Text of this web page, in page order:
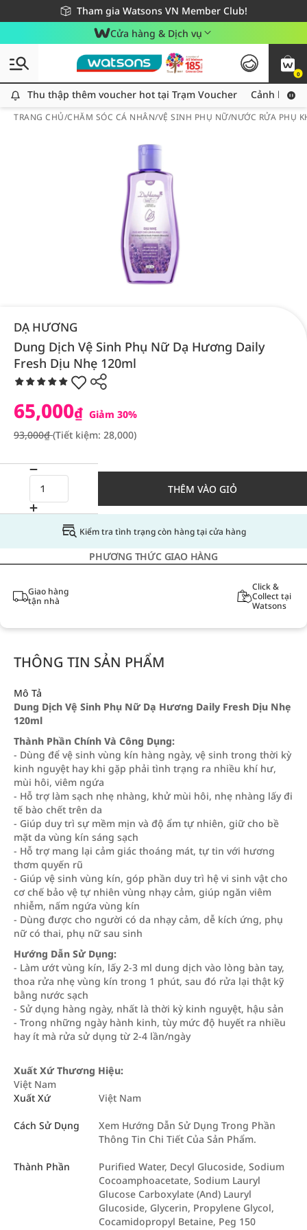
Tham gia Watsons VN Member Club!
Miễn phí giao hàng cho đơn hàng từ 249,000Đ
Giao hàng nhanh 24h - Áp dụng khu vực TP. Hồ Chí Minh
Cửa hàng & Dịch vụ
0
Thu thập thêm voucher hot tại Trạm Voucher
Thu thập thêm voucher hot tại Trạm Voucher Cảnh báo
TRANG CHỦ/CHĂM SÓC CÁ NHÂN/VỆ SINH PHỤ NỮ/NƯỚC RỬA PHỤ
DẠ HƯƠNG
Dung Dịch Vệ Sinh Phụ Nữ Dạ Hương Daily
Fresh Dịu Nhẹ 120ml
65,000₫ Giảm 30%
93,000₫(Tiết kiệm: 28,000)
THÊM VÀO GIỎ
Kiểm tra tình trạng còn hàng tại cửa hàng
PHƯƠNG THỨC GIAO HÀNG
Giao hàng
tận nhà
Click &
Collect tại
Watsons
THÔNG TIN SẢN PHẨM
Mô Tả
Dung Dịch Vệ Sinh Phụ Nữ Dạ Hương Daily Fresh Dịu Nhẹ
120ml
Thành Phần Chính Và Công Dụng:
- Dùng để vệ sinh vùng kín hàng ngày, vệ sinh trong thời kỳ
kinh nguyệt hay khi gặp phải tình trạng ra nhiều khí hư,
mùi hôi, viêm ngứa
- Hỗ trợ làm sạch nhẹ nhàng, khử mùi hôi, nhẹ nhàng lấy đi
tế bào chết trên da
- Giúp duy trì sự mềm mịn và độ ẩm tự nhiên, giữ cho bề
mặt da vùng kín sáng sạch
- Hỗ trợ mang lại cảm giác thoáng mát, tự tin với hương
thơm quyến rũ
- Giúp vệ sinh vùng kín, góp phần duy trì hệ vi sinh vật cho
cơ chế bảo vệ tự nhiên vùng nhạy cảm, giúp ngăn viêm
nhiễm, nấm ngứa vùng kín
- Dùng được cho người có da nhạy cảm, dễ kích ứng, phụ
nữ có thai, phụ nữ sau sinh
Hướng Dẫn Sử Dụng:
- Làm ướt vùng kín, lấy 2-3 ml dung dịch vào lòng bàn tay,
thoa rửa nhẹ vùng kín trong 1 phút, sau đó rửa lại thật kỹ
bằng nước sạch
- Sử dụng hàng ngày, nhất là thời kỳ kinh nguyệt, hậu sản
- Trong những ngày hành kinh, tùy mức độ huyết ra nhiều
hay ít mà rửa sử dụng từ 2-4 lần/ngày
Xuất Xứ Thương Hiệu:
Việt Nam
Xuất Xứ
Việt Nam
Cách Sử Dụng
Xem Hướng Dẫn Sử Dụng Trong Phần
Thông Tin Chi Tiết Của Sản Phẩm.
Thành Phần
Purified Water, Decyl Glucoside, Sodium
Cocoamphoacetate, Sodium Lauryl
Glucose Carboxylate (And) Lauryl
Glucoside, Glycerin, Propylene Glycol,
Cocamidopropyl Betaine, Peg 150